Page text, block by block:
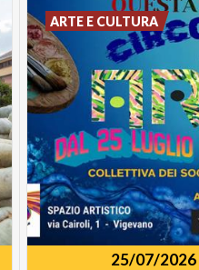
25/07/2026
ARTE E CULTURA